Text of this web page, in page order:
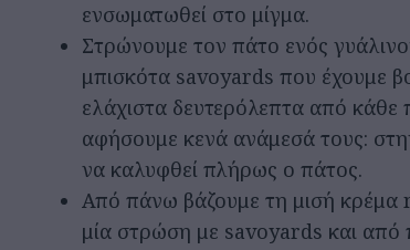
ενσωματωθεί στο μίγμα.
Στρώνουμε τον πάτο ενός
μπισκότα savoyards που έχουμε
ελάχιστα δευτερόλεπτα από κάθε
αφήσουμε κενά ανάμεσά τους:
να καλυφθεί πλήρως ο πάτος.
Από πάνω βάζουμε τη μισή
μία στρώση με savoyards και από